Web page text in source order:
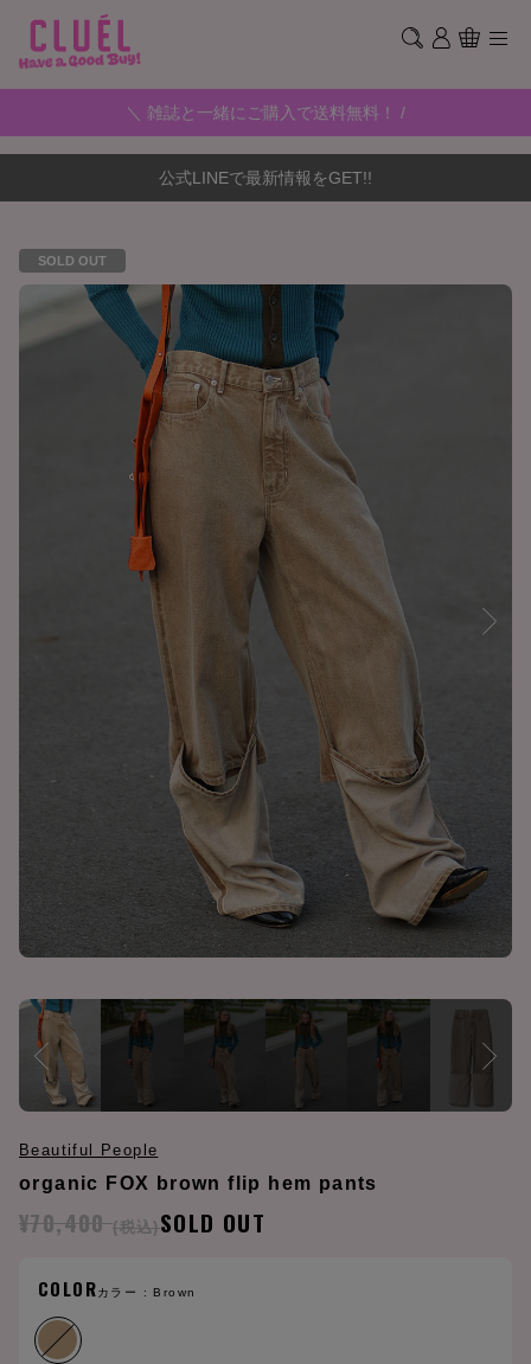
＼ 雑誌と一緒にご購入で送料無料！ /
公式LINEで最新情報をGET!!
SOLD OUT
Beautiful People
organic FOX brown flip hem pants
¥70,400 (税込)SOLD OUT
COLORカラー : Brown